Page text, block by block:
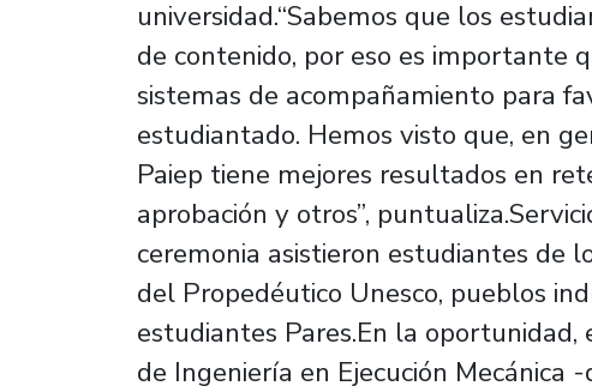
universidad.“Sabemos que los
de contenido, por eso es importante
sistemas de acompañamiento para
estudiantado. Hemos visto que, en
Paiep tiene mejores resultados en
aprobación y otros”,
ceremonia asistieron estudiantes de
del Propedéutico Unesco, pueblos
estudiantes Pares.En la oportunidad,
de Ingeniería en Ejecución Mecánica